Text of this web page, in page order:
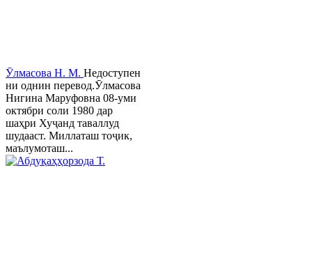
Ӯлмасова Н. М. Недоступен
ни однин перевод.Ӯлмасова
Нигина Маруфовна 08-уми
октябри соли 1980 дар
шаҳри Хуҷанд таваллуд
шудааст. Миллаташ тоҷик,
маълумоташ...